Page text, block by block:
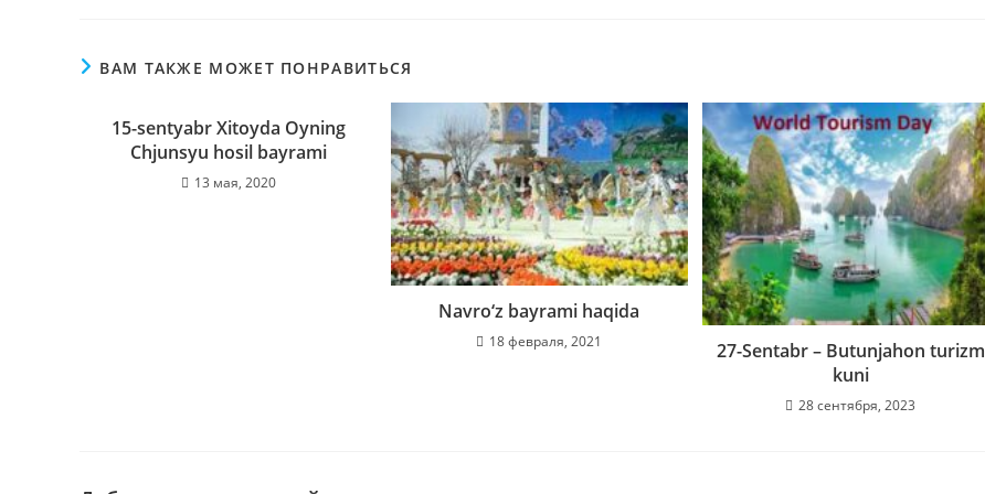
ВАМ ТАКЖЕ МОЖЕТ ПОНРАВИТЬСЯ
15-sentyabr Xitoyda Oyning
Chjunsyu hosil bayrami
13 мая, 2020
Navro‘z bayrami haqida
18 февраля, 2021
27-Sentabr – Butunjahon turizm
kuni
28 сентября, 2023